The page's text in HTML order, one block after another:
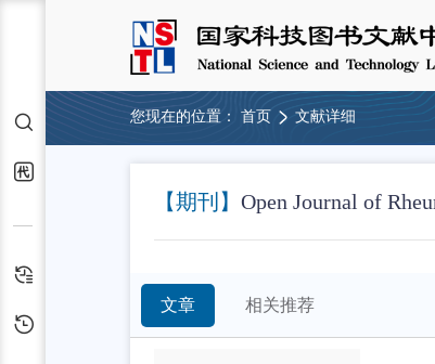
您现在的位置： 首页 文献详细
【期刊】 Open Journal of
文章 相关推荐